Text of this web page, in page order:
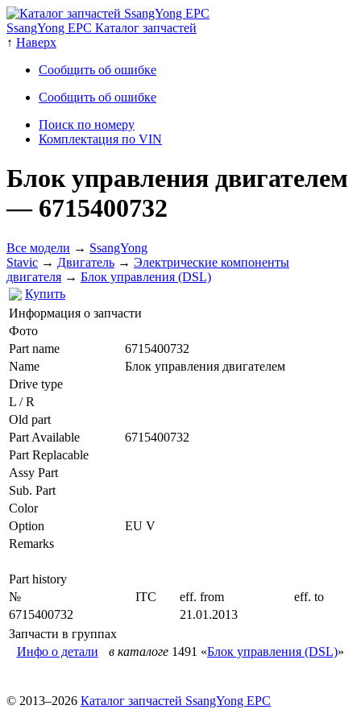
SsangYong EPC Каталог запчастей
↑ Наверх
Сообщить об ошибке
Сообщить об ошибке
Поиск по номеру
Комплектация по VIN
Блок управления двигателем
— 6715400732
Все модели → SsangYong
Stavic → Двигатель → Электрические компоненты
двигателя → Блок управления (DSL)
Купить
Информация о запчасти
Фото
Part name
6715400732
Name
Блок управления двигателем
Drive type
L / R
Old part
Part Available
6715400732
Part Replacable
Assy Part
Sub. Part
Color
Option
EU V
Remarks
Part history
№
ITC eff. from
eff. to
6715400732
21.01.2013
Запчасти в группах
Инфо о детали
в каталоге 1491 «Блок управления (DSL)»
© 2013–2026 Каталог запчастей SsangYong EPC